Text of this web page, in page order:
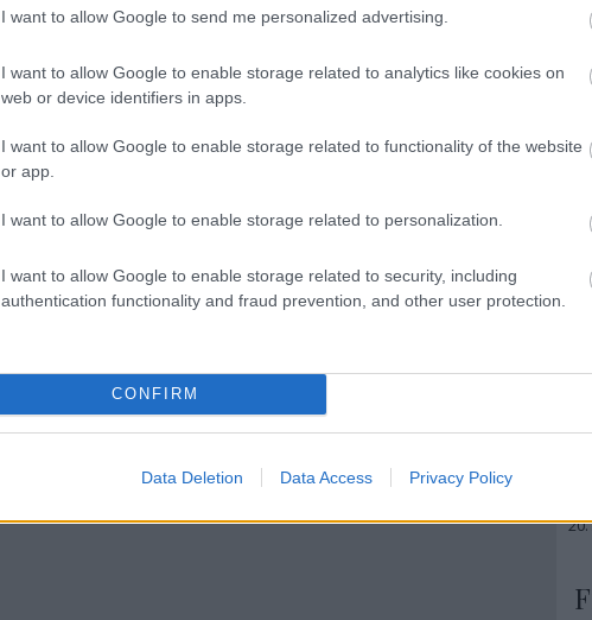
I want to allow Google to send me personalized advertising.
I want to allow Google to enable storage related to analytics like cookies on
web or device identifiers in apps.
I want to allow Google to enable storage related to functionality of the website
or app.
I want to allow Google to enable storage related to personalization.
I want to allow Google to enable storage related to security, including
authentication functionality and fraud prevention, and other user protection.
CONFIRM
Data Deletion Data Access Privacy Policy